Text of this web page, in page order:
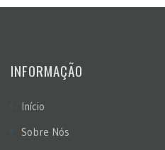
INFORMAÇÃO
Início
Sobre Nós